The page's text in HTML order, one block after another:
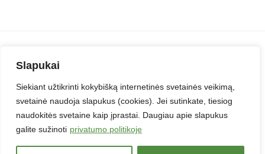
Slapukai
Siekiant užtikrinti kokybišką internetinės svetainės veikimą,
svetainė naudoja slapukus (cookies). Jei sutinkate, tiesiog
naudokitės svetaine kaip įprastai. Daugiau apie slapukus
galite sužinoti privatumo politikoje
Svetainė testuojama
Šiuo metu tinklapis yra testuojamas, todėl jei pastebėsite kokių problemų
prašome pranešti mums!